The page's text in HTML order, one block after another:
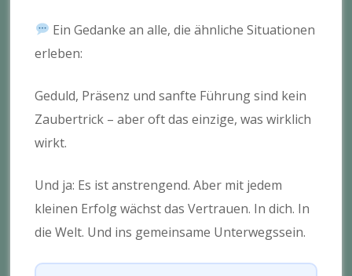
Ein Gedanke an alle, die ähnliche Situationen
erleben:
Geduld, Präsenz und sanfte Führung sind kein
Zaubertrick – aber oft das einzige, was wirklich
wirkt.
Und ja: Es ist anstrengend. Aber mit jedem
kleinen Erfolg wächst das Vertrauen. In dich. In
die Welt. Und ins gemeinsame Unterwegssein.